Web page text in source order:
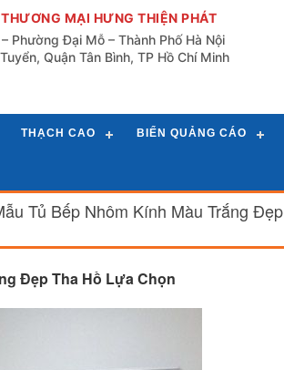
MẠI HƯNG THIỆN PHÁT
Phường Đại Mỗ – Thành Phố Hà Nội
Quận Tân Bình, TP Hồ Chí Minh
THẠCH CAO BIỂN QUẢNG CÁO
Tủ Bếp Nhôm Kính Màu Trắng Đẹp
Đẹp Tha Hồ Lựa Chọn